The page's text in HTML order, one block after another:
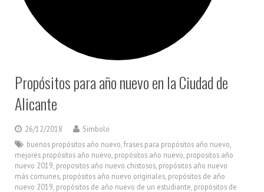
Propósitos para año nuevo en la Ciudad de
Alicante
26/12/2018
Simbolo
buenos propósitos año nuevo frases para propósitos año nuevo
mejores propósitos año nuevo propósitos año nuevo propositos año
nuevo 2019 propositos año nuevo chistosos propósitos año nuevo
más comunes propósitos año nuevo originales propósitos de año
nuevo 2019 propósitos de año nuevo de un estudiante propósitos de